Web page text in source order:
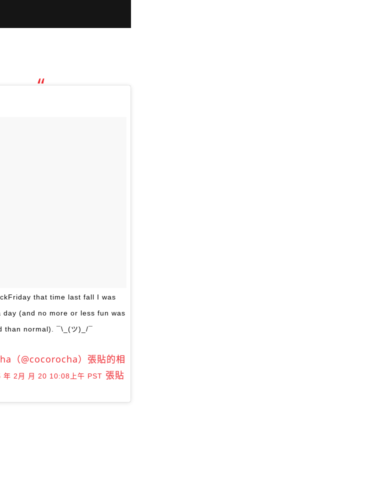
that time last fall I was
day (and no more or less fun was
than normal). ¯\_(ツ)_/¯
（@cocorocha）張貼的相
年 2月 月 20 10:08上午 PST 張貼